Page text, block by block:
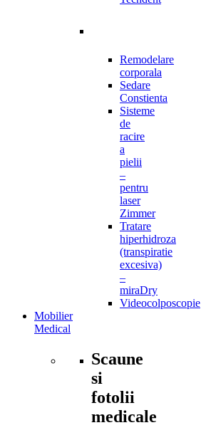
Remodelare
corporala
Sedare
Constienta
Sisteme
de
racire
a
pielii
–
pentru
laser
Zimmer
Tratare
hiperhidroza
(transpiratie
excesiva)
–
miraDry
Videocolposcopie
Mobilier
Medical
Scaune
si
fotolii
medicale